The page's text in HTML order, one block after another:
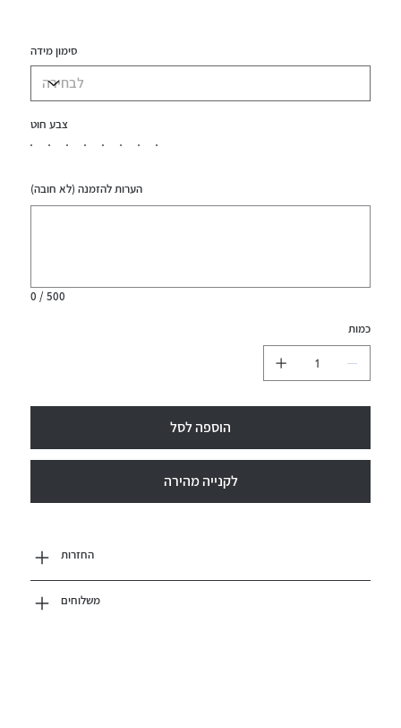
סימון מידה
צבע חוט
הערות להזמנה (לא חובה)
0 / 500
כמות
הוספה לסל
לקנייה מהירה
החזרות
משלוחים